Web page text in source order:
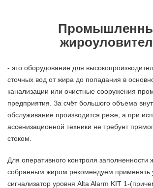
- это оборудование для
сточных вод от жира до попадания в
канализации или очистные сооружения
предприятия. За счёт большого объема
обслуживание производится реже, а при
ассенизационной техники не требует
стоком.
Для оперативного контроля заполненности
собранным жиром рекомендуем применять
сигнализатор уровня Alta Alarm KIT 1-